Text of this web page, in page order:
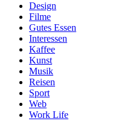
Design
Filme
Gutes Essen
Interessen
Kaffee
Kunst
Musik
Reisen
Sport
Web
Work Life